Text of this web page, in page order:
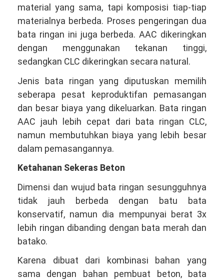
material yang sama, tapi komposisi tiap-tiap
materialnya berbeda. Proses pengeringan dua
bata ringan ini juga berbeda. AAC dikeringkan
dengan menggunakan tekanan tinggi,
sedangkan CLC dikeringkan secara natural.
Jenis bata ringan yang diputuskan memilih
seberapa pesat keproduktifan pemasangan
dan besar biaya yang dikeluarkan. Bata ringan
AAC jauh lebih cepat dari bata ringan CLC,
namun membutuhkan biaya yang lebih besar
dalam pemasangannya.
Ketahanan Sekeras Beton
Dimensi dan wujud bata ringan sesungguhnya
tidak jauh berbeda dengan batu bata
konservatif, namun dia mempunyai berat 3x
lebih ringan dibanding dengan bata merah dan
batako.
Karena dibuat dari kombinasi bahan yang
sama dengan bahan pembuat beton, bata